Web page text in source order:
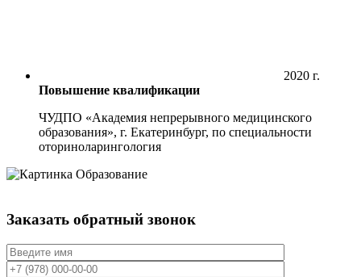
2020 г.
Повышение квалификации
ЧУДПО «Академия непрерывного медицинского
образования», г. Екатеринбург, по специальности
оториноларингология
Заказать обратный звонок